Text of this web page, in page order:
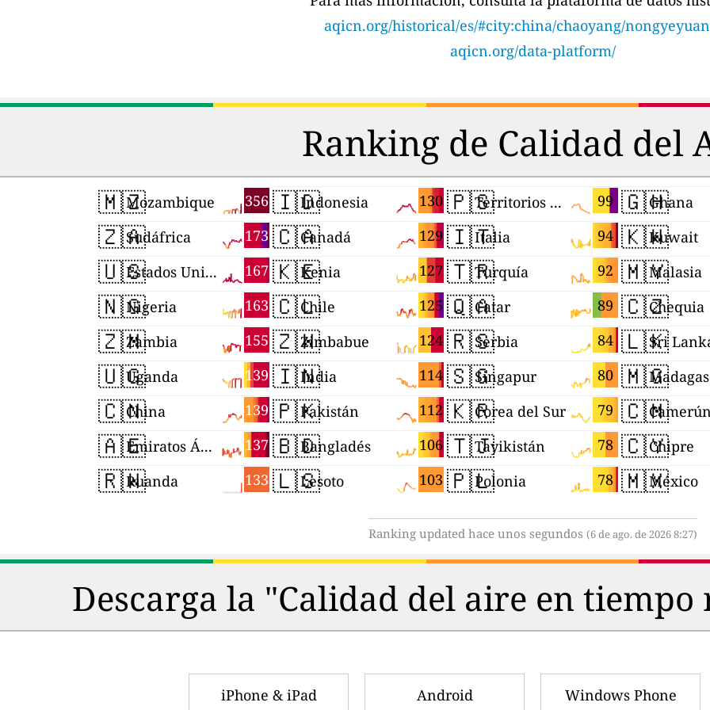
aqicn.org/historical/es/#city:china/chaoyang/
aqicn.org/data-platform/
Ranking de Calidad del
🇲🇿 356
Mozambique
🇿🇦 173
Sudáfrica
🇺🇸 167
Estados Unidos
🇳🇬 163
Nigeria
🇿🇲 155
Zambia
🇺🇬 139
Uganda
🇨🇳 139
China
🇦🇪 137
Emiratos Árabes Unidos
🇷🇼 133
Ruanda
🇮🇩 130
Indonesia
🇨🇦 129
Canadá
🇰🇪 127
Kenia
🇨🇱 125
Chile
🇿🇼 124
Zimbabue
🇮🇳 114
India
🇵🇰 112
Pakistán
🇧🇩 106
Bangladés
🇱🇸 103
Lesoto
🇵🇸 99
Territorios Palestinos
🇮🇹 94
Italia
🇹🇷 92
Turquía
🇶🇦 89
Catar
🇷🇸 84
Serbia
🇸🇬 80
Singapur
🇰🇷 79
Corea del Sur
🇹🇯 78
Tayikistán
🇵🇱 78
Polonia
🇬🇭Ghana
🇰🇼Kuwait
🇲🇾Malasia
🇨🇿Chequia
🇱🇰
Sri
🇲🇬
🇨🇲Camerún
🇨🇾Chipre
🇲🇽México
Ranking updated hace unos segundos (6 de ago. de 2026 8:27)
Descarga la "Calidad del aire en
iPhone & iPad Android Windows Phone